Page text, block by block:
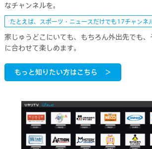
なチャンネルを。
たとえば、スポーツ・ニュースだけでも17チャンネ
家じゅうどこにいても、もちろん外出先でも、
に合わせて楽しめます。
もっと知りたい方はこちら ＞